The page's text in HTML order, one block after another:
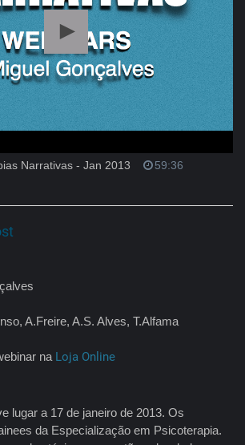
Narrativas - Jan 2013 59:36
A.Freire, A.S. Alves, T.Alfama
na Loja Online
lugar a 17 de janeiro de 2013. Os
da Especialização em Psicoterapia.